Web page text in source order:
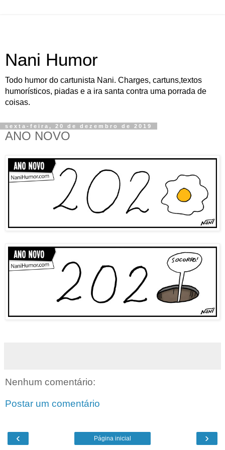
Nani Humor
Todo humor do cartunista Nani. Charges, cartuns,textos
humorísticos, piadas e a ira santa contra uma porrada de
coisas.
sexta-feira, 20 de dezembro de 2019
ANO NOVO
Nenhum comentário:
Postar um comentário
‹ ›
Página inicial